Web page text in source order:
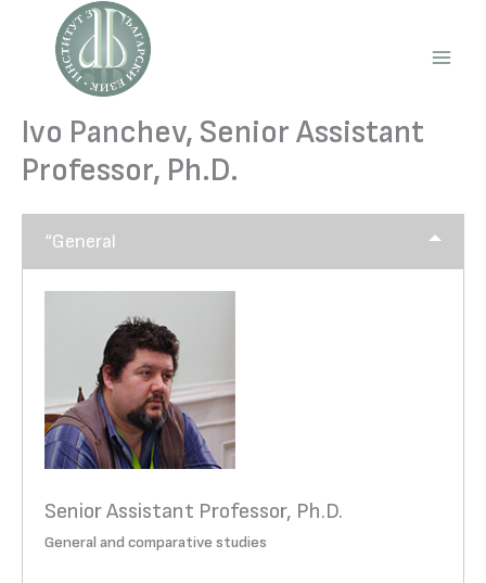
content
Ivo Panchev, Senior Assistant
Professor, Ph.D.
“General
Senior Assistant Professor, Ph.D.
General and comparative studies